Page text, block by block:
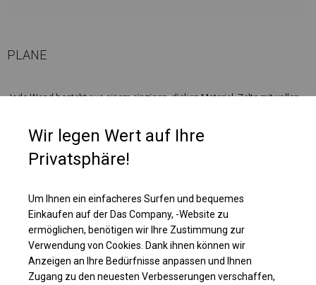
PLANE
Jede Wand besteht aus einem einzigen, dicken Material. Zelte mit vollen
Regen oder Schnee, sondern auch Staub und andere Verunreinigungen
nicht hineinfallen.
Einzelheiten ansehen
Plane ändern
Wir legen Wert auf Ihre
Privatsphäre!
Um Ihnen ein einfacheres Surfen und bequemes
Einkaufen auf der Das Company, -Website zu
ermöglichen, benötigen wir Ihre Zustimmung zur
Verwendung von Cookies. Dank ihnen können wir
Anzeigen an Ihre Bedürfnisse anpassen und Ihnen
Zugang zu den neuesten Verbesserungen verschaffen,